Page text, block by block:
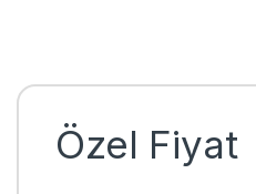
Özel Fiyat